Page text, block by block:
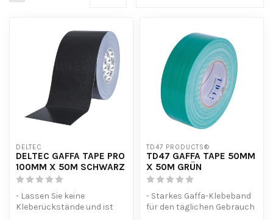
DELTEC
DELTEC GAFFA TAPE PRO
100MM X 50M SCHWARZ
- Lassen Sie keine
Kleberückstände und ist
TD47 PRODUCTS®
TD47 GAFFA TAPE 50MM
X 50M GRÜN
- Starkes Gaffa-Klebeband
für den täglichen Gebrauch